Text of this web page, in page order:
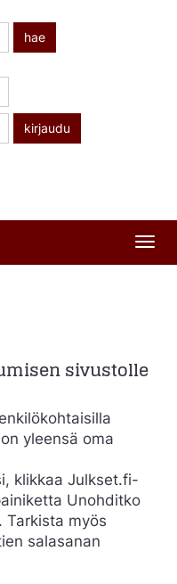
hae
sivustolle
yleensä oma
klikkaa Julkset.fi-
Unohditko
Tarkista myös
salasanan